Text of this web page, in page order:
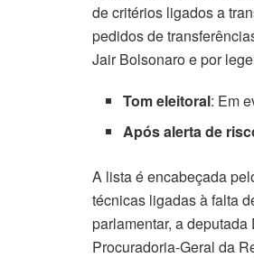
de critérios ligados a
pedidos de
Jair Bolsonaro e por
Tom eleitoral: Em
Após alerta de
A lista é encabeçada
técnicas ligadas à falta
parlamentar, a
Procuradoria-Geral da